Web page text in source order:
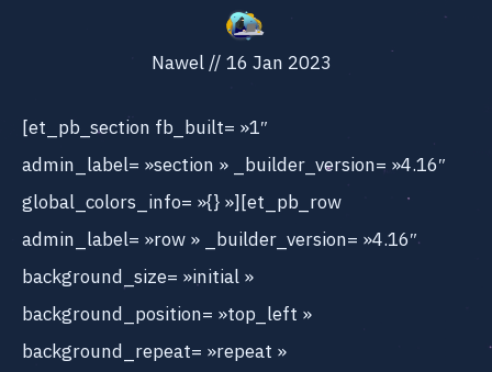
Nawel//16 Jan 2023
[et_pb_section fb_built= »1″
admin_label= »section » _builder_version= »4.16″
global_colors_info= »{} »][et_pb_row
admin_label= »row » _builder_version= »4.16″
background_size= »initial »
background_position= »top_left »
background_repeat= »repeat »